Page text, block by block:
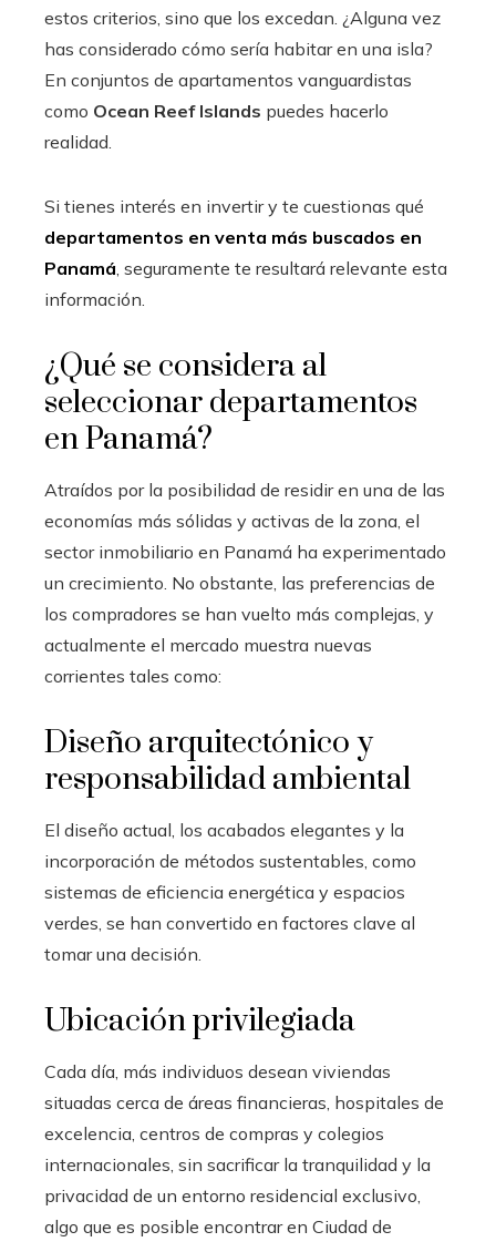
estos criterios, sino que los excedan. ¿Alguna vez
has considerado cómo sería habitar en una isla?
En conjuntos de apartamentos vanguardistas
como Ocean Reef Islands puedes hacerlo
realidad.
Si tienes interés en invertir y te cuestionas qué
departamentos en venta más buscados en
Panamá, seguramente te resultará relevante esta
información.
¿Qué se considera al
seleccionar departamentos
en Panamá?
Atraídos por la posibilidad de residir en una de las
economías más sólidas y activas de la zona, el
sector inmobiliario en Panamá ha experimentado
un crecimiento. No obstante, las preferencias de
los compradores se han vuelto más complejas, y
actualmente el mercado muestra nuevas
corrientes tales como:
Diseño arquitectónico y
responsabilidad ambiental
El diseño actual, los acabados elegantes y la
incorporación de métodos sustentables, como
sistemas de eficiencia energética y espacios
verdes, se han convertido en factores clave al
tomar una decisión.
Ubicación privilegiada
Cada día, más individuos desean viviendas
situadas cerca de áreas financieras, hospitales de
excelencia, centros de compras y colegios
internacionales, sin sacrificar la tranquilidad y la
privacidad de un entorno residencial exclusivo,
algo que es posible encontrar en Ciudad de